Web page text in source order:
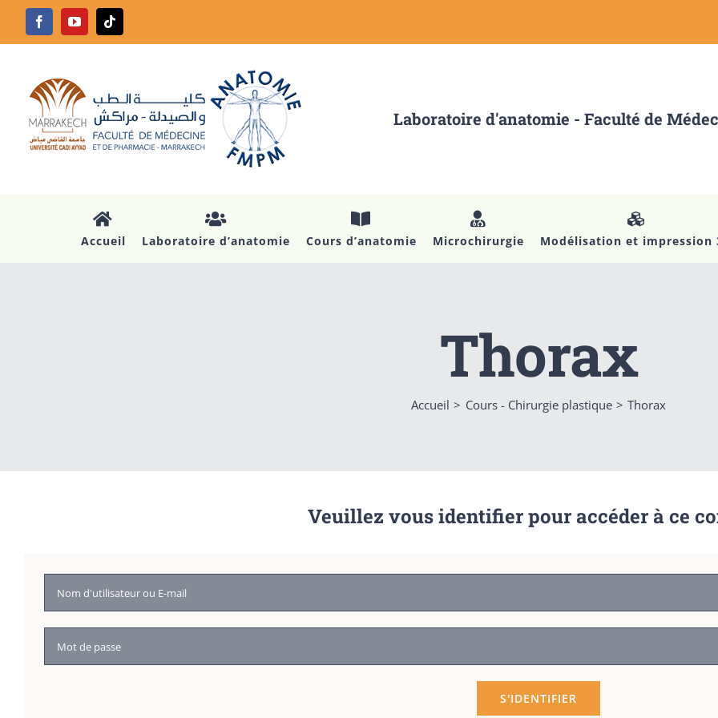
Passer
FacebookYouTubeTiktok
Laboratoire d'anatomie - Faculté de
Accueil Laboratoire d’anatomie Cours d’anatomie Microchirurgie Modélisation et impression
Thorax
Accueil Cours - Chirurgie plastique Thorax
Veuillez vous identifier pour accéder à ce
S'IDENTIFIER